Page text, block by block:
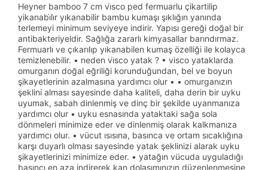
Heyner bamboo 7 cm vi̇sco ped fermuarlu çikartilip
yikanabi̇li̇r yıkanabilir bambu kumaşı şıklığın yanında
terlemeyi minimum seviyeye indirir. Yapısı gereği doğal bir
antibakteriyeldir. Sağlığa zararlı kimyasallar barındırmaz.
Fermuarlı ve çıkarılıp yıkanabilen kumaş özelliği ile kolayca
temizlenebilir. • neden vi̇sco yatak ? • visco yataklarda
omurganın doğal eğriliği korunduğundan, bel ve boyun
şikayetlerinin azalmasına yardımcı olur • • omurganızın
şeklini alması sayesinde daha kaliteli, daha derin bir uyku
uyumak, sabah dinlenmiş ve dinç bir şekilde uyanmanıza
yardımcı olur • uyku esnasında yataktaki sağa sola
dönmeleri minimize eder ve dinlenmiş olarak kalkmanıza
yardımcı olur. • vücut ısısına, basınca ve ortam sıcaklığına
karşı duyarlı olması sayesinde yatak şeklinizi alarak uyku
şikayetlerinizi minimize eder. • yatağın vücuda uyguladığı
basıncı en aza indirerek kan dolaşımınızın düzenlenmesine